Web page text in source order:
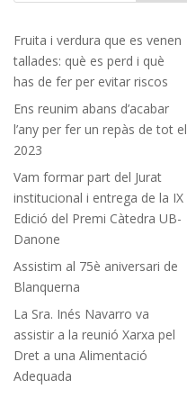
Fruita i verdura que es venen
tallades: què es perd i què
has de fer per evitar riscos
Ens reunim abans d’acabar
l’any per fer un repàs de tot el
2023
Vam formar part del Jurat
institucional i entrega de la IX
Edició del Premi Càtedra UB-
Danone
Assistim al 75è aniversari de
Blanquerna
La Sra. Inés Navarro va
assistir a la reunió Xarxa pel
Dret a una Alimentació
Adequada